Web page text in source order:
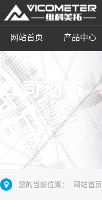
网站首页 产品中心
公司动态
立即咨询
您的当前位置： 网站首页